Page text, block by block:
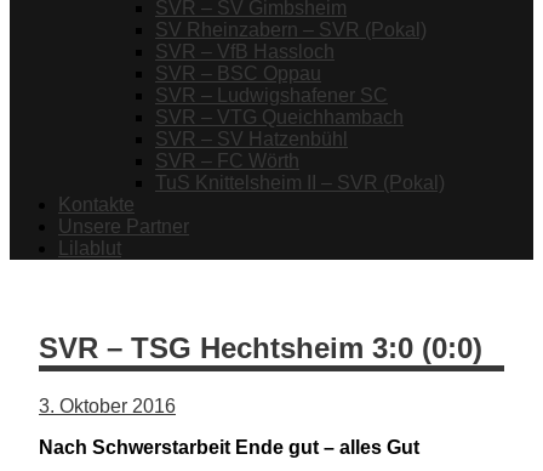
SVR – SV Gimbsheim
SV Rheinzabern – SVR (Pokal)
SVR – VfB Hassloch
SVR – BSC Oppau
SVR – Ludwigshafener SC
SVR – VTG Queichhambach
SVR – SV Hatzenbühl
SVR – FC Wörth
TuS Knittelsheim II – SVR (Pokal)
Kontakte
Unsere Partner
Lilablut
SVR – TSG Hechtsheim 3:0 (0:0)
3. Oktober 2016
Nach Schwerstarbeit Ende gut – alles Gut